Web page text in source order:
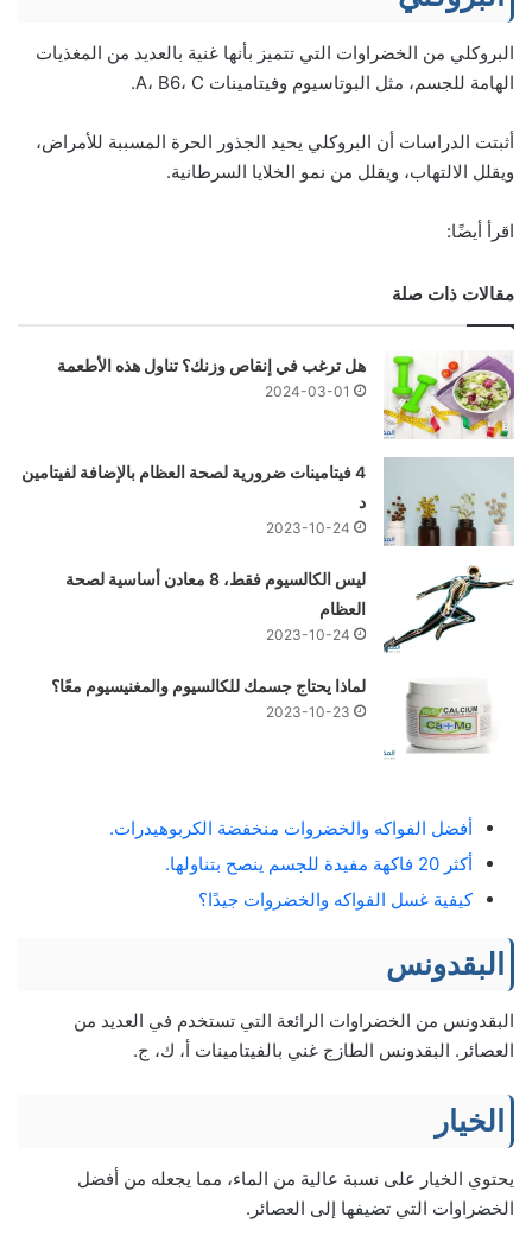
البروكلي من الخضراوات التي تتميز بأنها غنية بالعديد من المغذيات
الهامة للجسم، مثل البوتاسيوم وفيتامينات A، B6، C.
أثبتت الدراسات أن البروكلي يحيد الجذور الحرة المسببة للأمراض،
ويقلل الالتهاب، ويقلل من نمو الخلايا السرطانية.
اقرأ أيضًا:
مقالات ذات صلة
هل ترغب في إنقاص وزنك؟ تناول هذه الأطعمة
2024-03-01
4 فيتامينات ضرورية لصحة العظام بالإضافة لفيتامين
د
2023-10-24
ليس الكالسيوم فقط، 8 معادن أساسية لصحة
العظام
2023-10-24
لماذا يحتاج جسمك للكالسيوم والمغنيسيوم معًا؟
2023-10-23
أفضل الفواكه والخضروات منخفضة الكربوهيدرات.
أكثر 20 فاكهة مفيدة للجسم ينصح بتناولها.
كيفية غسل الفواكه والخضروات جيدًا؟
البقدونس
البقدونس من الخضراوات الرائعة التي تستخدم في العديد من
العصائر. البقدونس الطازج غني بالفيتامينات أ، ك، ج.
الخيار
يحتوي الخيار على نسبة عالية من الماء، مما يجعله من أفضل
الخضراوات التي تضيفها إلى العصائر.